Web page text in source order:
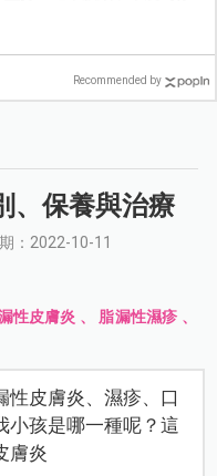
Recommended by
、保養與治療
：2022-10-11
性皮膚炎 、 脂漏性濕疹 、
性皮膚炎、濕疹、口
小孩是哪一種呢？這
膚炎